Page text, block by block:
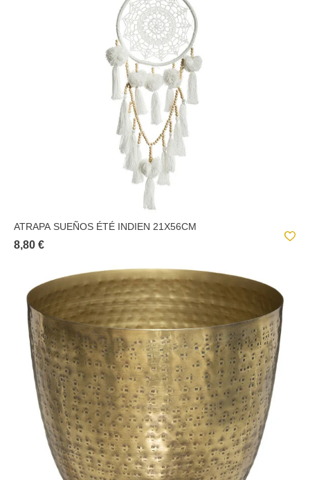
ATRAPA SUEÑOS ÉTÉ INDIEN 21X56CM
8,80 €